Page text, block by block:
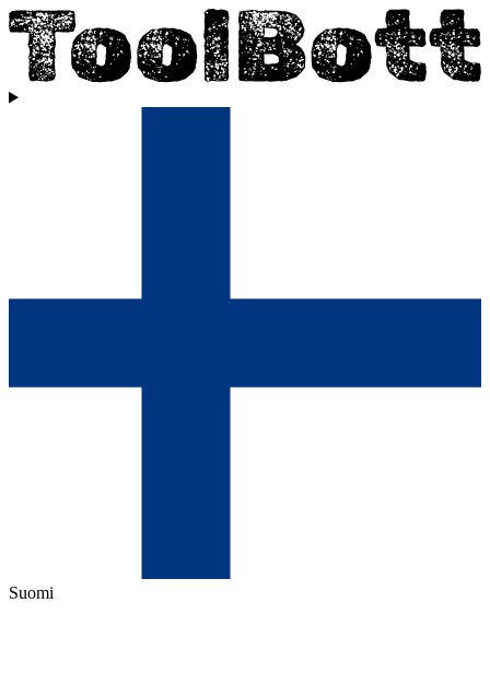
Suomi